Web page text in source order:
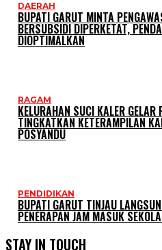
DAERAH
BUPATI GARUT MINTA
BERSUBSIDI DIPERKETAT,
DIOPTIMALKAN
RAGAM
KELURAHAN SUCI KALER
TINGKATKAN KETERAMPILAN
POSYANDU
PENDIDIKAN
BUPATI GARUT TINJAU
PENERAPAN JAM MASUK
STAY IN TOUCH